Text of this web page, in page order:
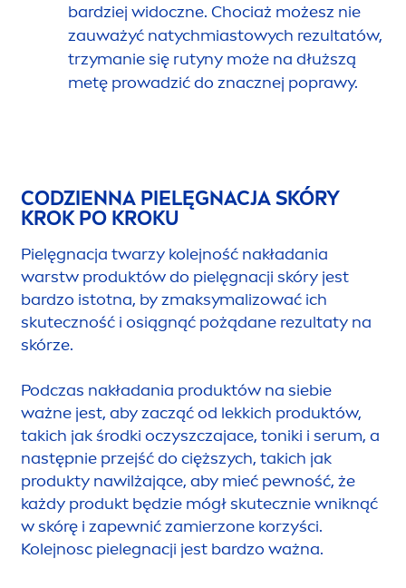
bardziej widoczne. Chociaż możesz nie
zauważyć natychmiastowych rezultatów,
trzymanie się rutyny może na dłuższą
metę prowadzić do znacznej poprawy.
CODZIENNA PIELĘGNACJA SKÓRY
KROK PO KROKU
Pielęgnacja twarzy kolejność nakładania
warstw produktów do pielęgnacji skóry jest
bardzo istotna, by zmaksymalizować ich
skuteczność i osiągnąć pożądane rezultaty na
skórze.
Podczas nakładania produktów na siebie
ważne jest, aby zacząć od lekkich produktów,
takich jak środki oczyszczajace, toniki i serum, a
następnie przejść do cięższych, takich jak
produkty nawilżające, aby mieć pewność, że
każdy produkt będzie mógł skutecznie wniknąć
w skórę i zapewnić zamierzone korzyści.
Kolejnosc pielegnacji jest bardzo ważna.